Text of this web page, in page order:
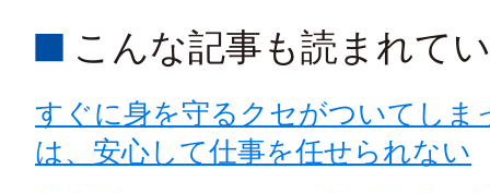
こんな記事も読まれて
すぐに身を守るクセがついてしま
は、安心して仕事を任せられない